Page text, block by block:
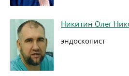
Никитин Олег
эндоскопист